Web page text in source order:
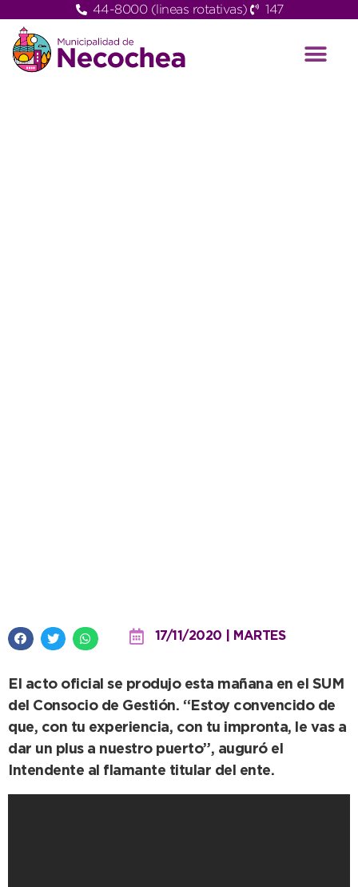
44-8000 (lineas rotativas) 147
17/11/2020 | MARTES
El acto oficial se produjo esta mañana en el SUM
del Consocio de Gestión. “Estoy convencido de
que, con tu experiencia, con tu impronta, le vas a
dar un plus a nuestro puerto”, auguró el
Intendente al flamante titular del ente.